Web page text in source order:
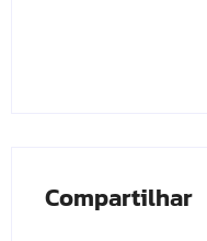
Compartilhar